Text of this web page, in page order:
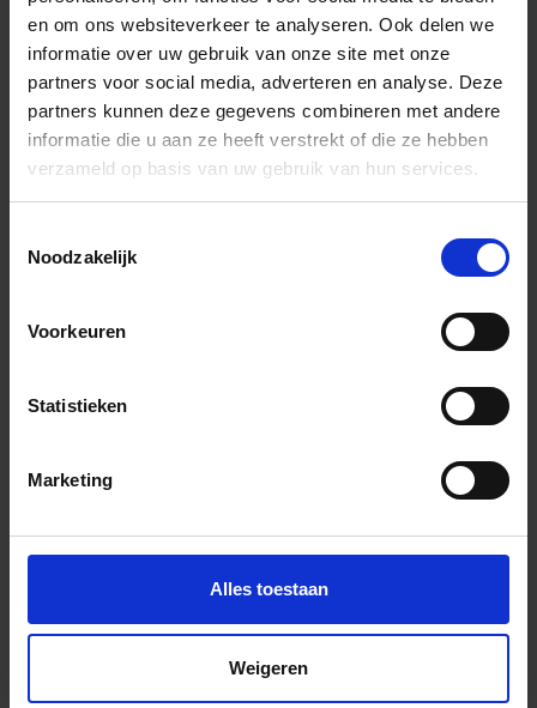
en om ons websiteverkeer te analyseren. Ook delen we
informatie over uw gebruik van onze site met onze
partners voor social media, adverteren en analyse. Deze
partners kunnen deze gegevens combineren met andere
informatie die u aan ze heeft verstrekt of die ze hebben
verzameld op basis van uw gebruik van hun services.
Noodzakelijk
Voorkeuren
Statistieken
Marketing
Alles toestaan
Weigeren
Wil je graag een afspraak?
Onze verkoopspecialisten staan graag voor je klaar:
Di – Vr 09.00 – 18.00
Za 10.00 – 15.00
+31 (0) 478 - 69 11 63 Productaanvraag
Previous
Bijpassende afwerklijsten en hoeken